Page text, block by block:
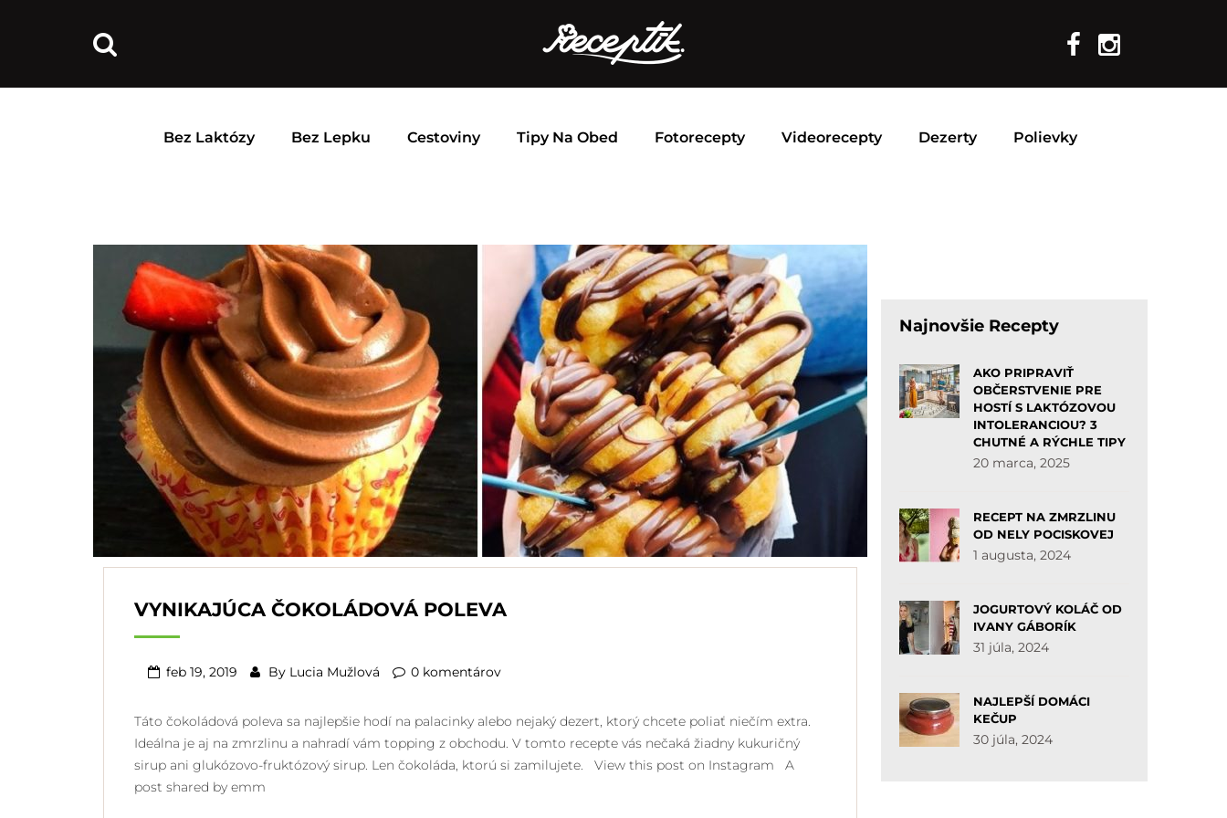
Bez Laktózy Bez Lepku Cestoviny Tipy Na Obed Fotorecepty Videorecepty Dezerty Polievky
VYNIKAJÚCA ČOKOLÁDOVÁ POLEVA
feb 19, 2019 By Lucia Mužlová 0 komentárov
Táto čokoládová poleva sa najlepšie hodí na palacinky alebo nejaký dezert, ktorý chcete poliať niečím extra.
Ideálna je aj na zmrzlinu a nahradí vám topping z obchodu. V tomto recepte vás nečaká žiadny kukuričný
sirup ani glukózovo-fruktózový sirup. Len čokoláda, ktorú si zamilujete. View this post on Instagram A
post shared by emm
Najnovšie Recepty
AKO PRIPRAVIŤ
OBČERSTVENIE PRE
HOSTÍ S LAKTÓZOVOU
INTOLERANCIOU? 3
CHUTNÉ A RÝCHLE TIPY
20 marca, 2025
RECEPT NA ZMRZLINU
OD NELY POCISKOVEJ
1 augusta, 2024
JOGURTOVÝ KOLÁČ OD
IVANY GÁBORÍK
31 júla, 2024
NAJLEPŠÍ DOMÁCI
KEČUP
30 júla, 2024